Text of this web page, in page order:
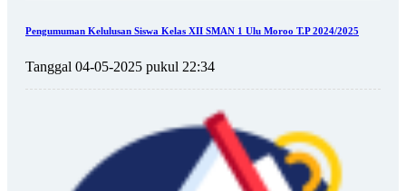
Pengumuman Kelulusan Siswa Kelas XII SMAN 1 Ulu Moroo T.P 2024/2025
Tanggal 04-05-2025 pukul 22:34